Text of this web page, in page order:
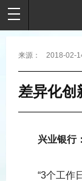
来源： 2018-02-
差异化创
兴业银行
“3个工作